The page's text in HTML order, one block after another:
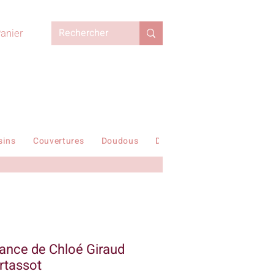
Couvertures Doudous Duvets enfant
de Chloé Giraud